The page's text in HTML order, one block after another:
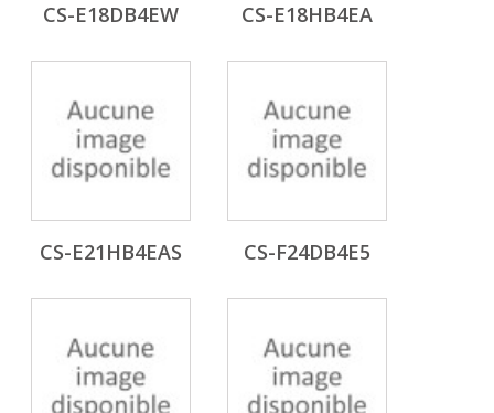
CS-E18DB4EW CS-E18HB4EA
CS-E21HB4EAS CS-F24DB4E5